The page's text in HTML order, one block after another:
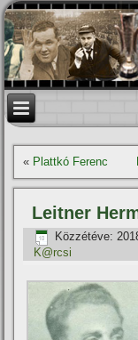
« Plattkó Ferenc
Leitner
Közzétéve:
K@rcsi